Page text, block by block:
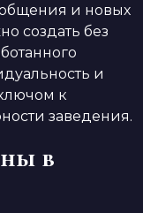
общения и новых
создать без
и
к
заведения.
в